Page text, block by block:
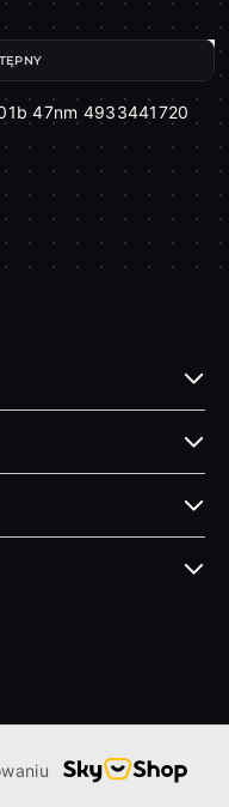
47nm 4933441720